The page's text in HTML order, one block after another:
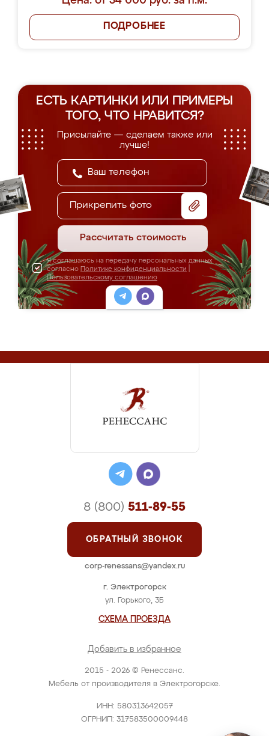
ПОДРОБНЕЕ
ЕСТЬ КАРТИНКИ ИЛИ ПРИМЕРЫ
ТОГО, ЧТО НРАВИТСЯ?
Присылайте — сделаем также или
лучше!
Прикрепить фото
Рассчитать стоимость
Я соглашаюсь на передачу персональных данных
согласно Политике конфиденциальности
Пользовательскому соглашению
2015 - 2026 © Ренессанс.
Мебель от производителя в Электрогорске.
ИНН: 580313642057
ОГРНИП: 317583500009448
г. Электрогорск
ул. Горького, 3Б
СХЕМА ПРОЕЗДА
Добавить в избранное
8 (800) 511-89-55
ОБРАТНЫЙ ЗВОНОК
corp-renessans@yandex.ru